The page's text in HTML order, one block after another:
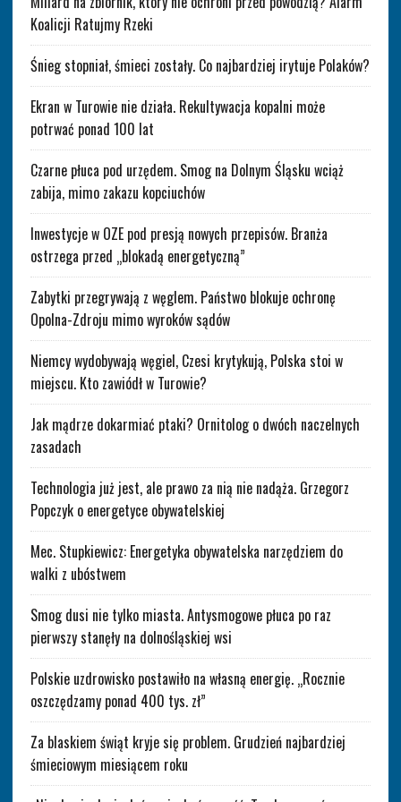
Koalicji Ratujmy Rzeki
Śnieg stopniał, śmieci zostały. Co najbardziej irytuje Polaków?
Ekran w Turowie nie działa. Rekultywacja kopalni może
potrwać ponad 100 lat
Czarne płuca pod urzędem. Smog na Dolnym Śląsku wciąż
zabija, mimo zakazu kopciuchów
Inwestycje w OZE pod presją nowych przepisów. Branża
ostrzega przed „blokadą energetyczną”
Zabytki przegrywają z węglem. Państwo blokuje ochronę
Opolna-Zdroju mimo wyroków sądów
Niemcy wydobywają węgiel, Czesi krytykują, Polska stoi w
miejscu. Kto zawiódł w Turowie?
Jak mądrze dokarmiać ptaki? Ornitolog o dwóch naczelnych
zasadach
Technologia już jest, ale prawo za nią nie nadąża. Grzegorz
Popczyk o energetyce obywatelskiej
Mec. Stupkiewicz: Energetyka obywatelska narzędziem do
walki z ubóstwem
Smog dusi nie tylko miasta. Antysmogowe płuca po raz
pierwszy stanęły na dolnośląskiej wsi
Polskie uzdrowisko postawiło na własną energię. „Rocznie
oszczędzamy ponad 400 tys. zł”
Za blaskiem świąt kryje się problem. Grudzień najbardziej
śmieciowym miesiącem roku